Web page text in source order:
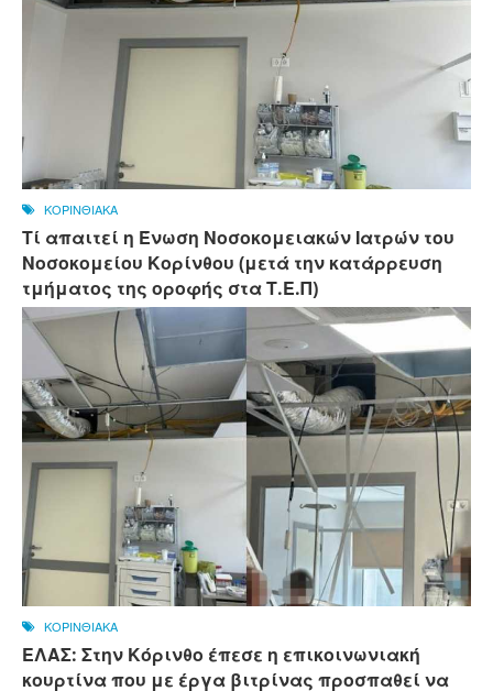
ΚΟΡΙΝΘΙΑΚΑ
Τί απαιτεί η Ένωση Νοσοκομειακών Ιατρών του
Νοσοκομείου Κορίνθου (μετά την κατάρρευση
τμήματος της οροφής στα Τ.Ε.Π)
ΚΟΡΙΝΘΙΑΚΑ
ΕΛΑΣ: Στην Κόρινθο έπεσε η επικοινωνιακή
κουρτίνα που με έργα βιτρίνας προσπαθεί να